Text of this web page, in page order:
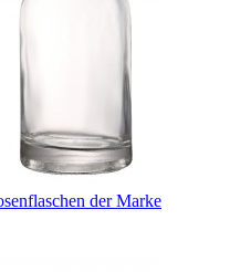
der Marke